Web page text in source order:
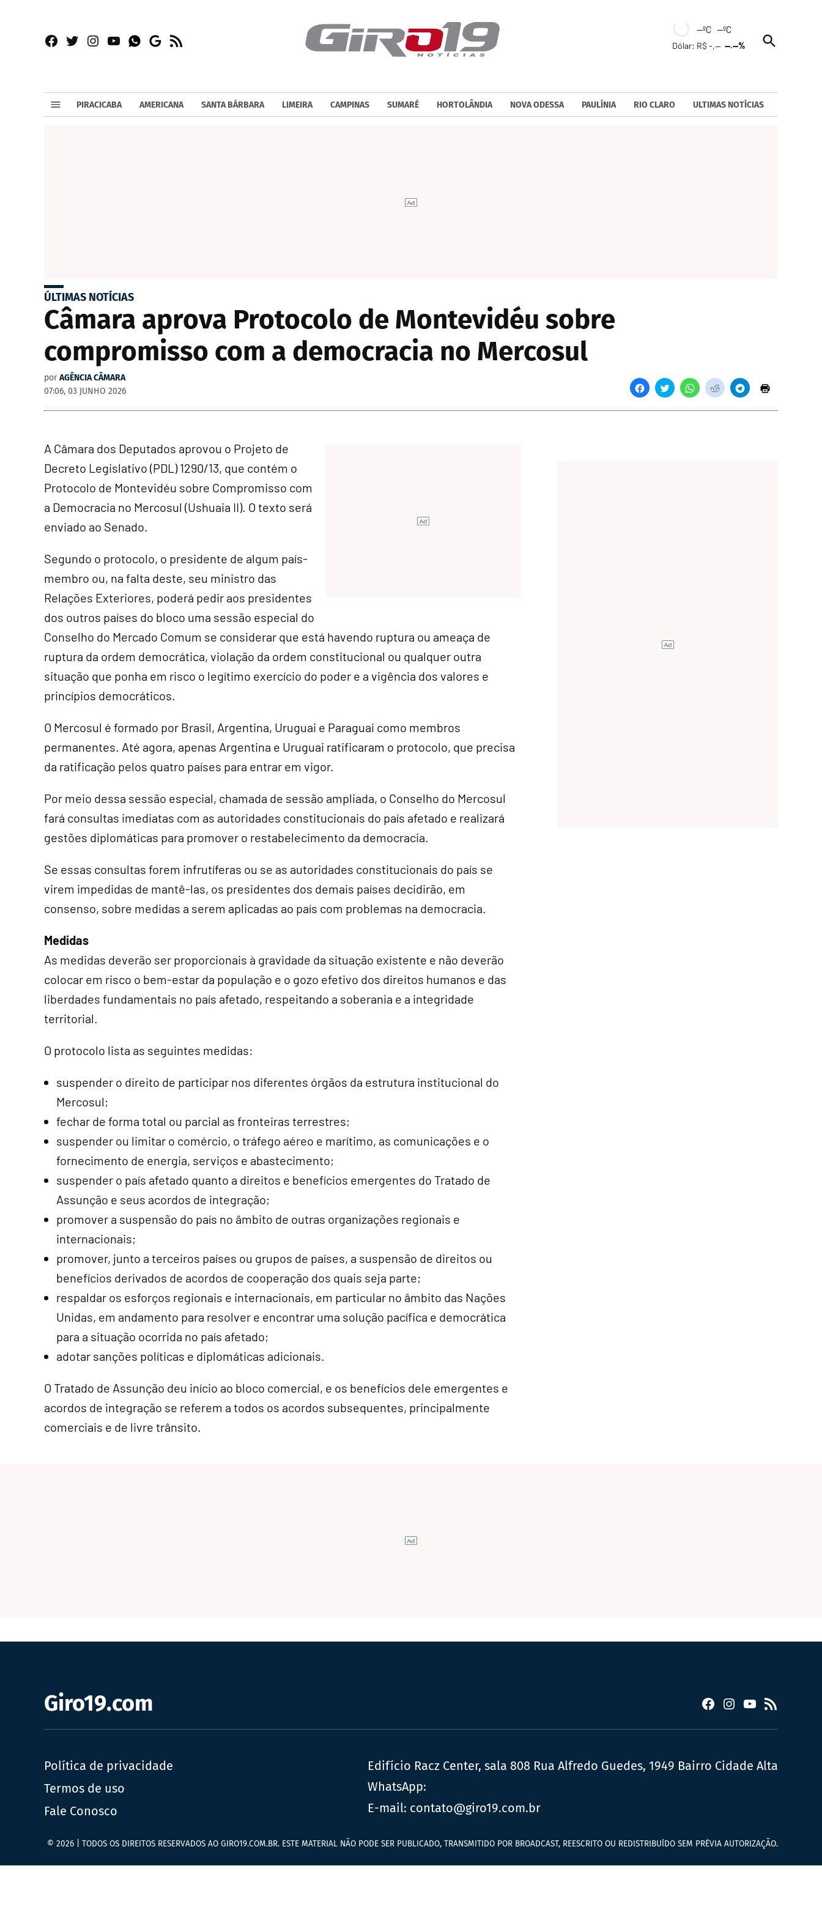
Facebook
TwitterInstagram
YouTubeWhatsapp
Google
RSS
--ºC --ºC
Dólar: R$ -,----.--%
Open
Search
PIRACICABA AMERICANA SANTA BÁRBARA LIMEIRA CAMPINAS SUMARÉ HORTOLÂNDIA NOVA ODESSA PAULÍNIA RIO CLARO ULTIMAS NOTÍCIAS
ÚLTIMAS NOTÍCIAS
Câmara aprova Protocolo de Montevidéu sobre
compromisso com a democracia no Mercosul
por AGÊNCIA CÂMARA
07:06, 03 JUNHO 2026
A Câmara dos Deputados aprovou o Projeto de
Decreto Legislativo (PDL) 1290/13, que contém o
Protocolo de Montevidéu sobre Compromisso com
a Democracia no Mercosul (Ushuaia II). O texto será
enviado ao Senado.
Segundo o protocolo, o presidente de algum país-
membro ou, na falta deste, seu ministro das
Relações Exteriores, poderá pedir aos presidentes
dos outros países do bloco uma sessão especial do
Conselho do Mercado Comum se considerar que está havendo ruptura ou ameaça de
ruptura da ordem democrática, violação da ordem constitucional ou qualquer outra
situação que ponha em risco o legítimo exercício do poder e a vigência dos valores e
princípios democráticos.
O Mercosul é formado por Brasil, Argentina, Uruguai e Paraguai como membros
permanentes. Até agora, apenas Argentina e Uruguai ratificaram o protocolo, que precisa
da ratificação pelos quatro países para entrar em vigor.
Por meio dessa sessão especial, chamada de sessão ampliada, o Conselho do Mercosul
fará consultas imediatas com as autoridades constitucionais do país afetado e realizará
gestões diplomáticas para promover o restabelecimento da democracia.
Se essas consultas forem infrutíferas ou se as autoridades constitucionais do país se
virem impedidas de mantê-las, os presidentes dos demais países decidirão, em
consenso, sobre medidas a serem aplicadas ao país com problemas na democracia.
Medidas
As medidas deverão ser proporcionais à gravidade da situação existente e não deverão
colocar em risco o bem-estar da população e o gozo efetivo dos direitos humanos e das
liberdades fundamentais no país afetado, respeitando a soberania e a integridade
territorial.
O protocolo lista as seguintes medidas:
suspender o direito de participar nos diferentes órgãos da estrutura institucional do
Mercosul;
fechar de forma total ou parcial as fronteiras terrestres;
suspender ou limitar o comércio, o tráfego aéreo e marítimo, as comunicações e o
fornecimento de energia, serviços e abastecimento;
suspender o país afetado quanto a direitos e benefícios emergentes do Tratado de
Assunção e seus acordos de integração;
promover a suspensão do país no âmbito de outras organizações regionais e
internacionais;
promover, junto a terceiros países ou grupos de países, a suspensão de direitos ou
benefícios derivados de acordos de cooperação dos quais seja parte;
respaldar os esforços regionais e internacionais, em particular no âmbito das Nações
Unidas, em andamento para resolver e encontrar uma solução pacífica e democrática
para a situação ocorrida no país afetado;
adotar sanções políticas e diplomáticas adicionais.
O Tratado de Assunção deu início ao bloco comercial, e os benefícios dele emergentes e
acordos de integração se referem a todos os acordos subsequentes, principalmente
comerciais e de livre trânsito.
Giro19.com Facebook
Instagram
YouTube
RSS
Política de privacidade
Termos de uso
Fale Conosco
Edifício Racz Center, sala 808 Rua Alfredo Guedes, 1949 Bairro Cidade Alta
WhatsApp:
E-mail: contato@giro19.com.br
© 2026 | TODOS OS DIREITOS RESERVADOS AO GIRO19.COM.BR. ESTE MATERIAL NÃO PODE SER PUBLICADO, TRANSMITIDO POR BROADCAST, REESCRITO OU REDISTRIBUÍDO SEM PRÉVIA AUTORIZAÇÃO.